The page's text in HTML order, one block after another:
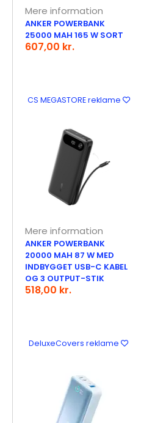
Mere information
ANKER POWERBANK
25000 MAH 165 W SORT
607,00 kr.
CS MEGASTORE reklame
Mere information
ANKER POWERBANK
20000 MAH 87 W MED
INDBYGGET USB-C KABEL
OG 3 OUTPUT-STIK
518,00 kr.
DeluxeCovers reklame